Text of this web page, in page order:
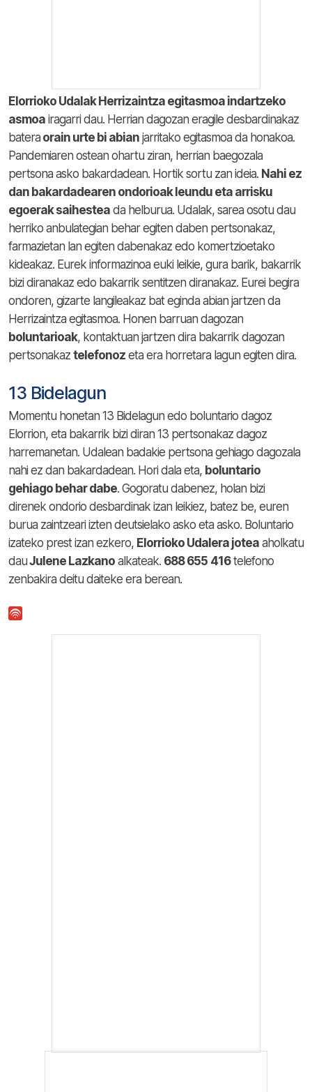
Elorrioko Udalak Herrizaintza egitasmoa indartzeko
asmoa iragarri dau. Herrian dagozan eragile desbardinakaz
batera orain urte bi abian jarritako egitasmoa da honakoa.
Pandemiaren ostean ohartu ziran, herrian baegozala
pertsona asko bakardadean. Hortik sortu zan ideia. Nahi ez
dan bakardadearen ondorioak leundu eta arrisku
egoerak saihestea da helburua. Udalak, sarea osotu dau
herriko anbulategian behar egiten daben pertsonakaz,
farmazietan lan egiten dabenakaz edo komertzioetako
kideakaz. Eurek informazinoa euki leikie, gura barik, bakarrik
bizi diranakaz edo bakarrik sentitzen diranakaz. Eurei begira
ondoren, gizarte langileakaz bat eginda abian jartzen da
Herrizaintza egitasmoa. Honen barruan dagozan
boluntarioak, kontaktuan jartzen dira bakarrik dagozan
pertsonakaz telefonoz eta era horretara lagun egiten dira.
13 Bidelagun
Momentu honetan 13 Bidelagun edo boluntario dagoz
Elorrion, eta bakarrik bizi diran 13 pertsonakaz dagoz
harremanetan. Udalean badakie pertsona gehiago dagozala
nahi ez dan bakardadean. Hori dala eta, boluntario
gehiago behar dabe. Gogoratu dabenez, holan bizi
direnek ondorio desbardinak izan leikiez, batez be, euren
burua zaintzeari izten deutsielako asko eta asko. Boluntario
izateko prest izan ezkero, Elorrioko Udalera jotea aholkatu
dauJulene Lazkano alkateak. 688 655 416telefono
zenbakira deitu daiteke era berean.